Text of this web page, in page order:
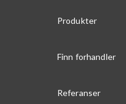
Produkter
Finn forhandler
Referanser